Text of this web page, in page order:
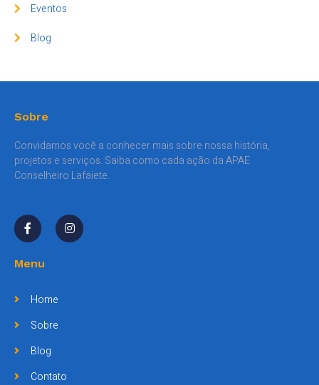
Eventos
Blog
Sobre
Convidamos você a conhecer mais sobre nossa história,
projetos e serviços. Saiba como cada ação da APAE
Conselheiro Lafaiete.
Menu
Home
Sobre
Blog
Contato